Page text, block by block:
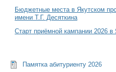
Бюджетные места в Якутском
имени Т.Г. Десяткина
Старт приёмной кампании 2026
Памятка абитуриенту 2026